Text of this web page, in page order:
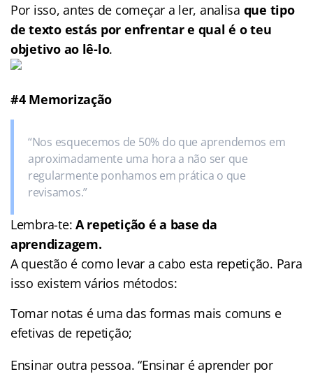
Por isso, antes de começar a ler, analisa que tipo
de texto estás por enfrentar e qual é o teu
objetivo ao lê-lo.
#4 Memorização
“Nos esquecemos de 50% do que aprendemos em
aproximadamente uma hora a não ser que
regularmente ponhamos em prática o que
revisamos.”
Lembra-te:A repetição é a base da
aprendizagem.
A questão é como levar a cabo esta repetição. Para
isso existem vários métodos:
Tomar notas é uma das formas mais comuns e
efetivas de repetição;
Ensinar outra pessoa. “Ensinar é aprender por